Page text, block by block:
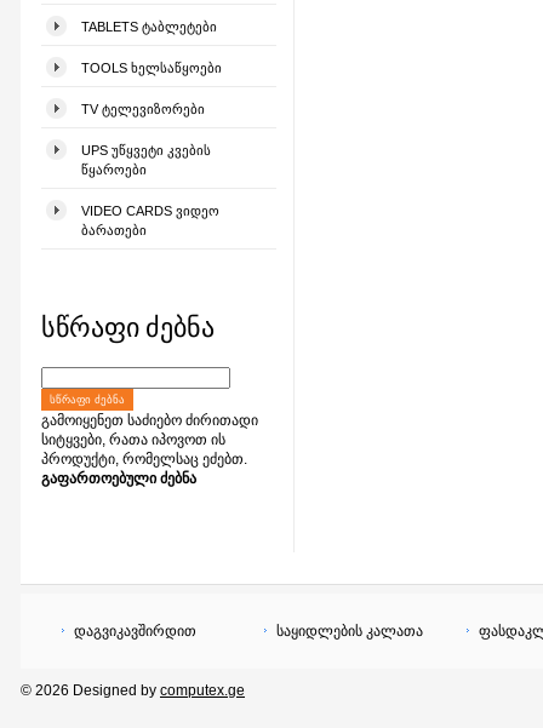
TABLETS ᲢᲐᲑᲚᲔᲢᲔᲑᲘ
TOOLS ᲮᲔᲚᲡᲐᲬᲧᲝᲔᲑᲘ
TV ᲢᲔᲚᲔᲕᲘᲖᲝᲠᲔᲑᲘ
UPS ᲣᲬᲧᲕᲔᲢᲘ ᲙᲕᲔᲑᲘᲡ
ᲬᲧᲐᲠᲝᲔᲑᲘ
VIDEO CARDS ᲕᲘᲓᲔᲝ
ᲑᲐᲠᲐᲗᲔᲑᲘ
სწრაფი ძებნა
ᲡᲬᲠᲐᲤᲘ ᲫᲔᲑᲜᲐ
გამოიყენეთ საძიებო ძირითადი
სიტყვები, რათა იპოვოთ ის
პროდუქტი, რომელსაც ეძებთ.
გაფართოებული ძებნა
დაგვიკავშირდით საყიდლების კალათა
© 2026 Designed by computex.ge